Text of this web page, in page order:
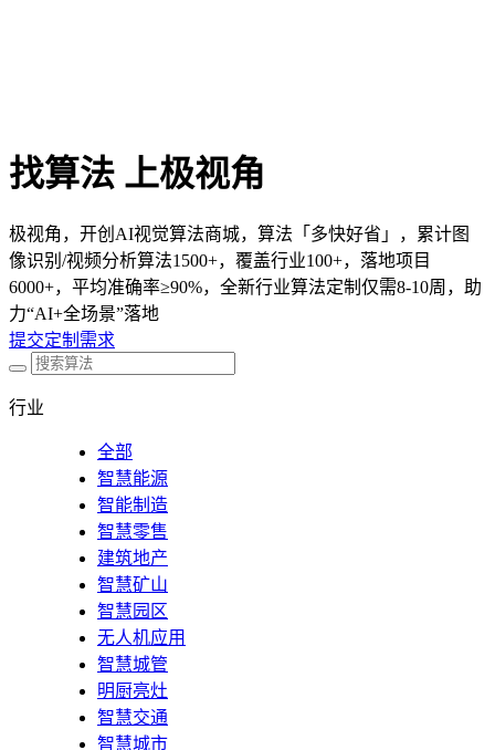
找算法 上极视角
极视角，开创AI视觉算法商城，算法「多快好省」，累计图
像识别/视频分析算法1500+，覆盖行业100+，落地项目
6000+，平均准确率≥90%，全新行业算法定制仅需8-10周，助
力“AI+全场景”落地
提交定制需求
行业
全部
智慧能源
智能制造
智慧零售
建筑地产
智慧矿山
智慧园区
无人机应用
智慧城管
明厨亮灶
智慧交通
智慧城市